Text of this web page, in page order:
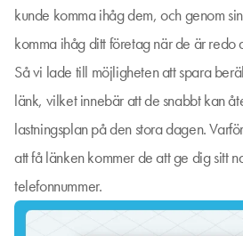
kunde komma ihåg dem, och genom
komma ihåg ditt företag när de är redo
Så vi lade till möjligheten att spara
länk, vilket innebär att de snabbt kan
lastningsplan på den stora dagen.
att få länken kommer de att ge dig sitt
telefonnummer.